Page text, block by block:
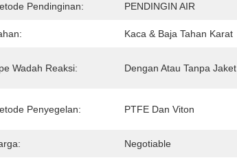
Pendinginan: PENDINGIN AIR
Kaca & Baja Tahan Karat
Wadah Reaksi: Dengan Atau Tanpa Jaket
Penyegelan: PTFE Dan Viton
Negotiable